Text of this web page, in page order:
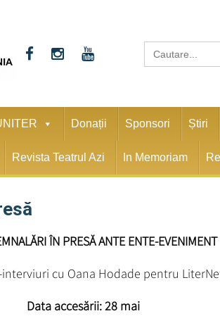
Search
for:
Donații Sponsori Știri
Revista Teatrul Azi In Memoriam
ÎN PRESĂ ANTE ENTE-EVENIMENT
cu Oana Hodade pentru
Data accesării: 28 mai